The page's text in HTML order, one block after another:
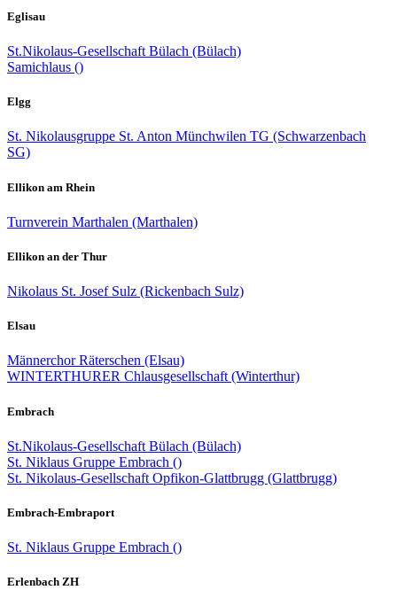
Eglisau
St.Nikolaus-Gesellschaft Bülach (Bülach)
Samichlaus ()
Elgg
St. Nikolausgruppe St. Anton Münchwilen TG (Schwarzenbach
SG)
Ellikon am Rhein
Turnverein Marthalen (Marthalen)
Ellikon an der Thur
Nikolaus St. Josef Sulz (Rickenbach Sulz)
Elsau
Männerchor Räterschen (Elsau)
WINTERTHURER Chlausgesellschaft (Winterthur)
Embrach
St.Nikolaus-Gesellschaft Bülach (Bülach)
St. Niklaus Gruppe Embrach ()
St. Nikolaus-Gesellschaft Opfikon-Glattbrugg (Glattbrugg)
Embrach-Embraport
St. Niklaus Gruppe Embrach ()
Erlenbach ZH